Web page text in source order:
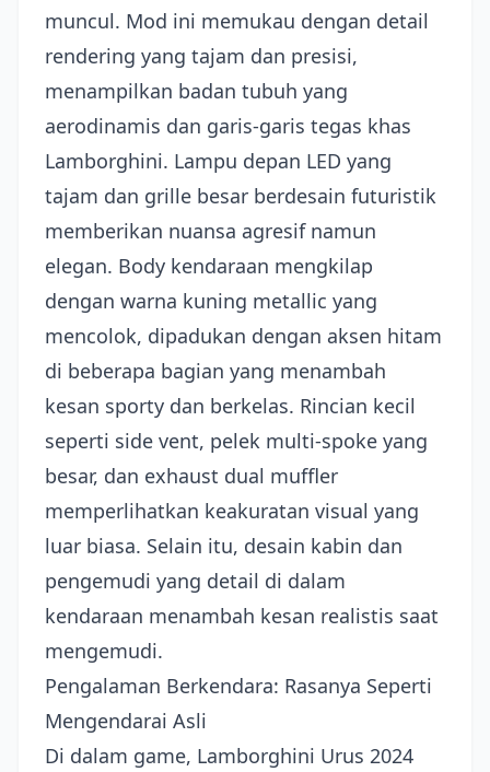
muncul. Mod ini memukau dengan detail
rendering yang tajam dan presisi,
menampilkan badan tubuh yang
aerodinamis dan garis-garis tegas khas
Lamborghini. Lampu depan LED yang
tajam dan grille besar berdesain futuristik
memberikan nuansa agresif namun
elegan. Body kendaraan mengkilap
dengan warna kuning metallic yang
mencolok, dipadukan dengan aksen hitam
di beberapa bagian yang menambah
kesan sporty dan berkelas. Rincian kecil
seperti side vent, pelek multi-spoke yang
besar, dan exhaust dual muffler
memperlihatkan keakuratan visual yang
luar biasa. Selain itu, desain kabin dan
pengemudi yang detail di dalam
kendaraan menambah kesan realistis saat
mengemudi.
Pengalaman Berkendara: Rasanya Seperti
Mengendarai Asli
Di dalam game, Lamborghini Urus 2024